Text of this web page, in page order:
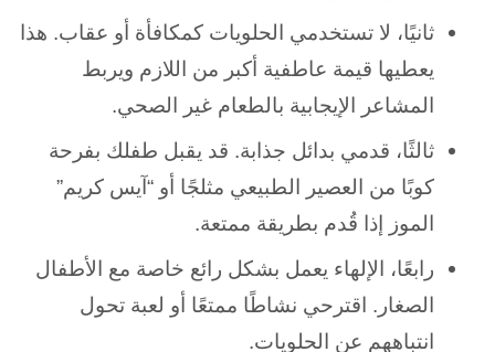
ثانيًا، لا تستخدمي الحلويات كمكافأة أو عقاب. هذا
يعطيها قيمة عاطفية أكبر من اللازم ويربط
المشاعر الإيجابية بالطعام غير الصحي.
ثالثًا، قدمي بدائل جذابة. قد يقبل طفلك بفرحة
كوبًا من العصير الطبيعي مثلجًا أو “آيس كريم”
الموز إذا قُدم بطريقة ممتعة.
رابعًا، الإلهاء يعمل بشكل رائع خاصة مع الأطفال
الصغار. اقترحي نشاطًا ممتعًا أو لعبة تحول
انتباههم عن الحلويات.